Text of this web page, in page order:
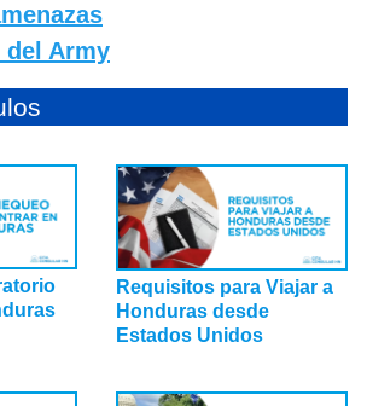
del Army
Requisitos para Viajar a
Honduras desde
Estados Unidos